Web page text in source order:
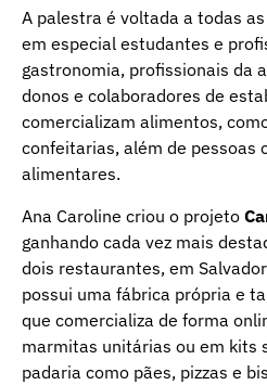
A palestra é voltada a todas
em especial estudantes e
gastronomia, profissionais da
donos e colaboradores de
comercializam alimentos,
confeitarias, além de pessoas
alimentares.
Ana Caroline criou o projeto
ganhando cada vez mais
dois restaurantes, em
possui uma fábrica própria e
que comercializa de forma
marmitas unitárias ou em kits
padaria como pães, pizzas e